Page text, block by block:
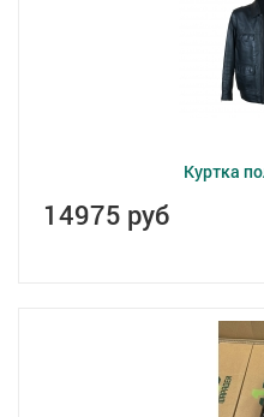
Куртка
14975 руб